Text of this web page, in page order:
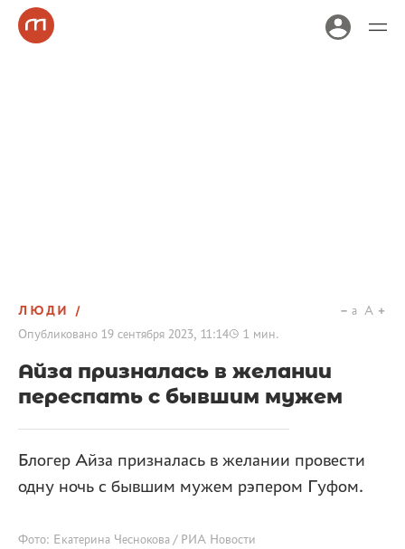
ЛЮДИ
Опубликовано 19 сентября 2023, 11:14 1 мин.
a A
Айза призналась в желании
переспать с бывшим мужем
Блогер Айза призналась в желании провести
одну ночь с бывшим мужем рэпером Гуфом.
Фото: Екатерина Чеснокова / РИА Новости